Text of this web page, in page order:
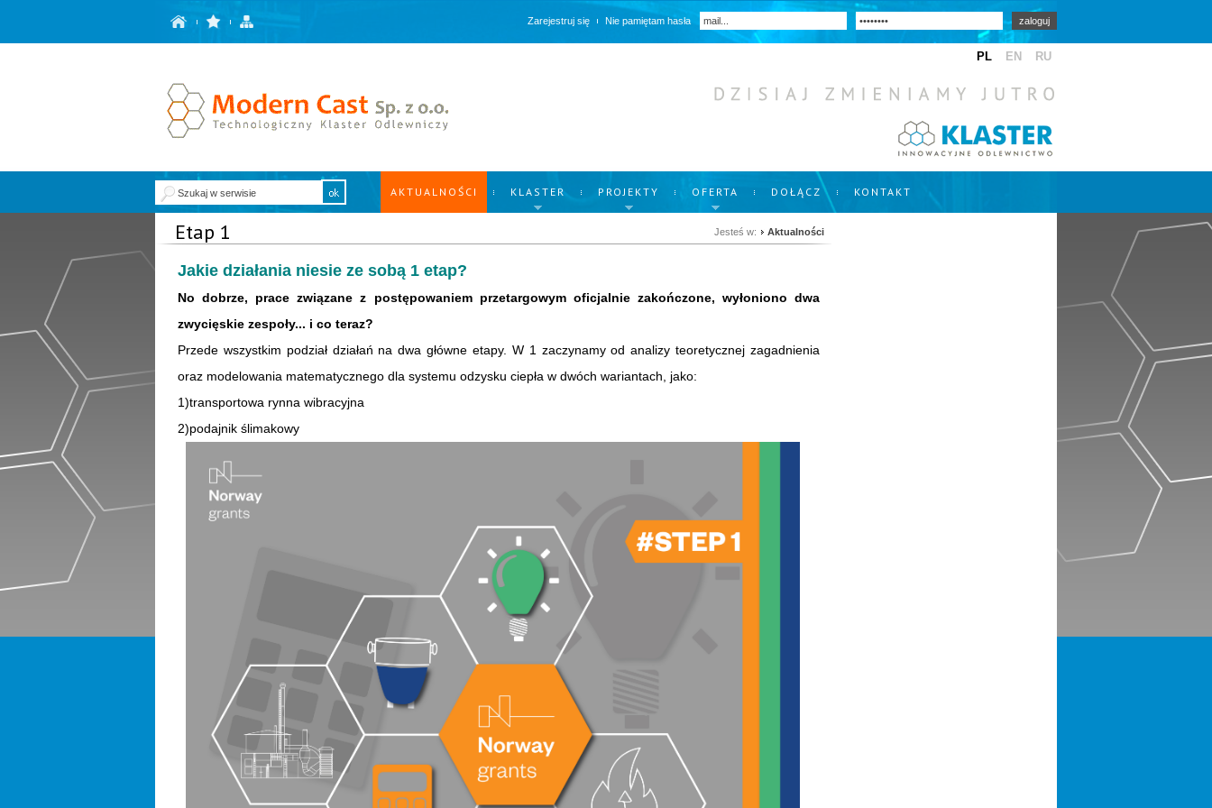
Zarejestruj się Nie pamiętam hasła
AKTUALNOŚCI KLASTER PROJEKTY OFERTA DOŁĄCZ KONTAKT
Etap 1 Jesteś w: Aktualności
Jakie działania niesie ze sobą 1 etap?
No dobrze, prace związane z postępowaniem przetargowym oficjalnie zakończone, wyłoniono dwa
zwycięskie zespoły... i co teraz?
Przede wszystkim podział działań na dwa główne etapy. W 1 zaczynamy od analizy teoretycznej zagadnienia
oraz modelowania matematycznego dla systemu odzysku ciepła w dwóch wariantach, jako:
1)transportowa rynna wibracyjna
2)podajnik ślimakowy